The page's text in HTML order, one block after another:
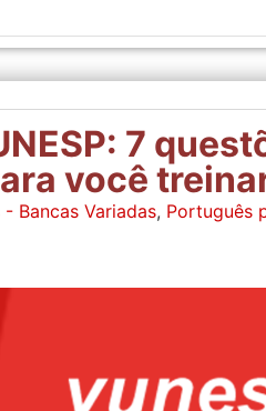
7
você
Bancas Variadas, Português